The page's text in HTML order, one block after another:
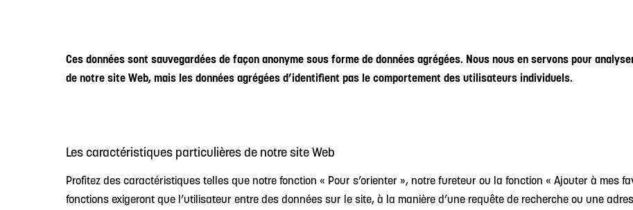
Ces données sont sauvegardées de façon anonyme sous forme de données agrégées. Nous nous en servons pour
de notre site Web, mais les données agrégées d’identifient pas le comportement des utilisateurs individuels.
Les caractéristiques particulières de notre site Web
Profitez des caractéristiques telles que notre fonction « Pour s’orienter », notre fureteur ou la fonction « Ajouter à mes
fonctions exigeront que l’utilisateur entre des données sur le site, à la manière d’une requête de recherche ou une